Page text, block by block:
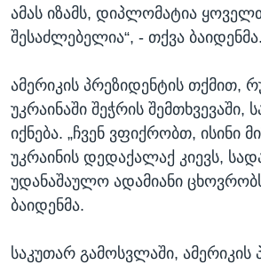
ამას იზამს, დიპლომატია
შესაძლებელია“, - თქვა ბაიდენმა.
ამერიკის პრეზიდენტის თქმით,
უკრაინაში შეჭრის შემთხვევაში,
იქნება. „ჩვენ ვფიქრობთ, ისინი
უკრაინის დედაქალაქ კიევს,
უდანაშაულო ადამიანი
ბაიდენმა.
საკუთარ გამოსვლაში, ამერიკის